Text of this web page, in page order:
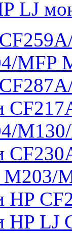
LJ
MFP
M203/
HP
HP LJ